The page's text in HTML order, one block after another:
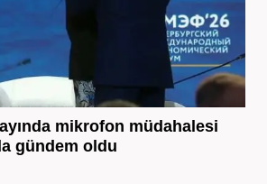
mikrofon müdahalesi
gündem oldu